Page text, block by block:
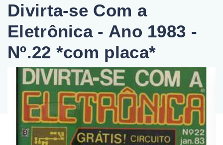
Divirta-se Com a
Eletrônica - Ano 1983 -
Nº.22 *com placa*